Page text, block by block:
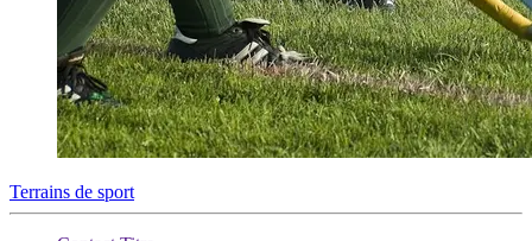
Terrains de sport